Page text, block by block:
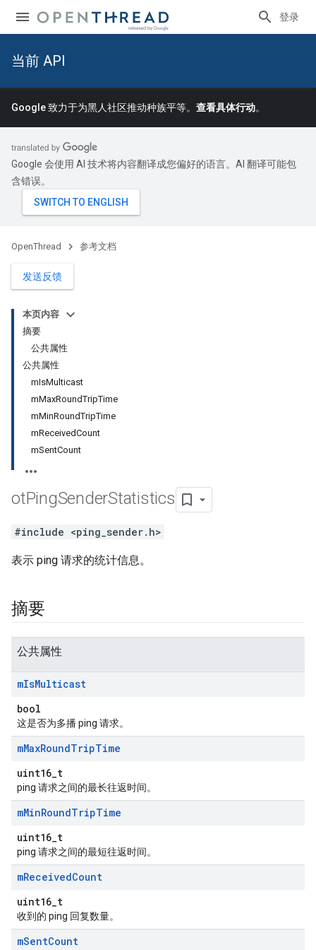
登录
当前 API
Google 致力于为黑人社区推动种族平等。 查看具体行动。
Google 会使用 AI 技术将内容翻译成您偏好的语言。AI 翻译可能包
含错误。
OpenThread 参考文档
发送反馈
本页内容
摘要
公共属性
公共属性
mIsMulticast
mMaxRoundTripTime
mMinRoundTripTime
mReceivedCount
mSentCount
otPingSenderStatistics
#include <ping_sender.h>
表示 ping 请求的统计信息。
摘要
公共属性
mIsMulticast
bool
这是否为多播 ping 请求。
mMaxRoundTripTime
uint16_t
ping 请求之间的最长往返时间。
mMinRoundTripTime
uint16_t
ping 请求之间的最短往返时间。
mReceivedCount
uint16_t
收到的 ping 回复数量。
mSentCount